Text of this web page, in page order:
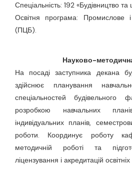
Спеціальність: 192 «Будівництво та
Освітня програма: Промислове і
(ПЦБ).
Науково-
На посаді заступника декана
здійснює планування
спеціальностей будівельного
розробкою навчальних
індивідуальних планів,
роботи. Координує роботу
методичній роботі та
ліцензування і акредитацій